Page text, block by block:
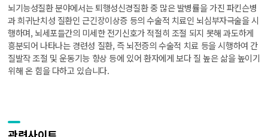
뇌기능성질환 분야에서는 퇴행성신경질환 중 많은 발병률을 가진 파킨슨병
과 희귀난치성 질환인 근긴장이상증 등의 수술적 치료인 뇌심부자극술을 시
행하며, 뇌세포들간의 미세한 전기신호가 적절히 조절 되지 못해 과도하게
흥분되어 나타나는 경련성 질환, 즉 뇌전증의 수술적 치료 등을 시행하여 간
질발작 조절 및 운동기능 향상 등에 있어 환자에게 보다 질 높은 삶을 높이기
위해 온 힘을 다하고 있습니다.